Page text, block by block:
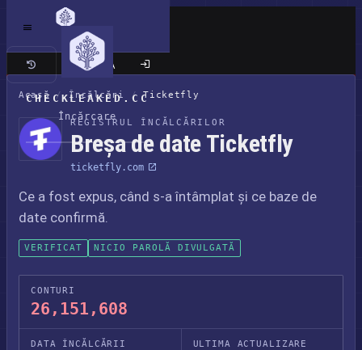
CHECKLEAKED.CC
Încărcare
Site clasic
Acasă / Încălcări / Ticketfly
REGISTRUL ÎNCĂLCĂRILOR
Breșa de date Ticketfly
ticketfly.com
Ce a fost expus, când s-a întâmplat și ce baze de
date confirmă.
VERIFICAT NICIO PAROLĂ DIVULGATĂ
CONTURI
26,151,608
DATA ÎNCĂLCĂRII ULTIMA ACTUALIZARE